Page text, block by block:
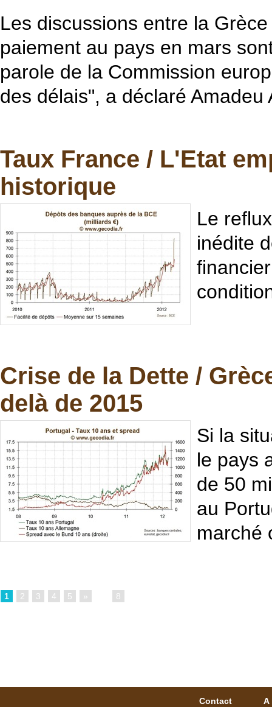
Les discussions entre la
paiement au pays en mars
parole de la Commission
des délais", a déclaré Amadeu
Taux France / L'Etat
historique
Le
inédite
Crise de la Dette /
delà de 2015
Si la
le pays
de 50
au
marché
1 2 3 4 5 » 8
Contact A